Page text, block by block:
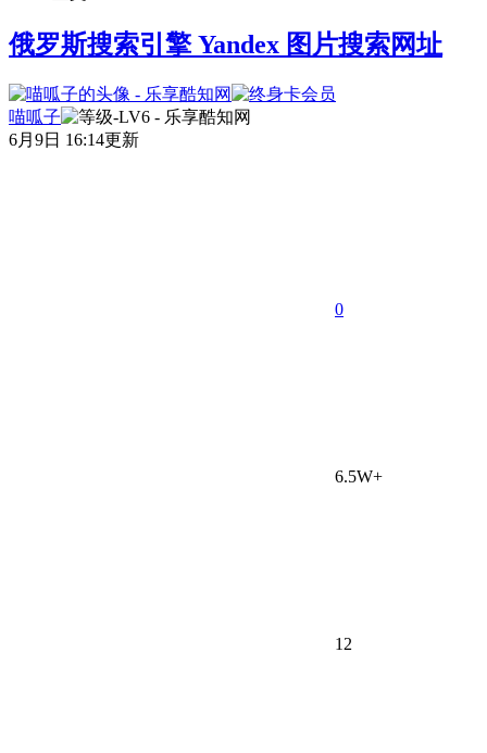
俄罗斯搜索引擎 Yandex 图片搜索网址
喵呱子
6月9日 16:14更新
0
6.5W+
12